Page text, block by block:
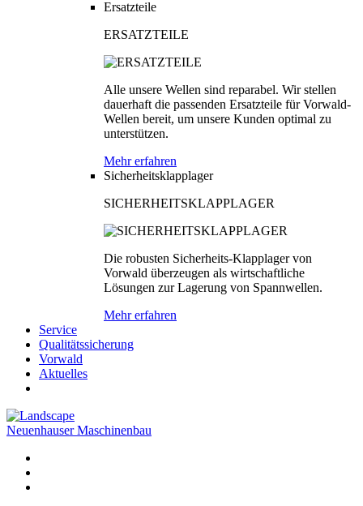
Ersatzteile
ERSATZTEILE
Alle unsere Wellen sind reparabel. Wir stellen
dauerhaft die passenden Ersatzteile für Vorwald-
Wellen bereit, um unsere Kunden optimal zu
unterstützen.
Mehr erfahren
Sicherheitsklapplager
SICHERHEITSKLAPPLAGER
Die robusten Sicherheits-Klapplager von
Vorwald überzeugen als wirtschaftliche
Lösungen zur Lagerung von Spannwellen.
Mehr erfahren
Service
Qualitätssicherung
Vorwald
Aktuelles
Neuenhauser Maschinenbau